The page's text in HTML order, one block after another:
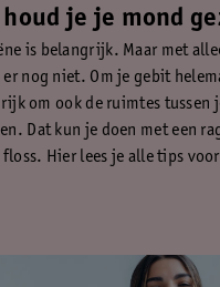
je je mond
is belangrijk. Maar met
nog niet. Om je gebit
om ook de ruimtes tussen
Dat kun je doen met een
Hier lees je alle tips voor